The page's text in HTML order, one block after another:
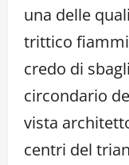
una delle
trittico
credo di
circondario
vista
centri del